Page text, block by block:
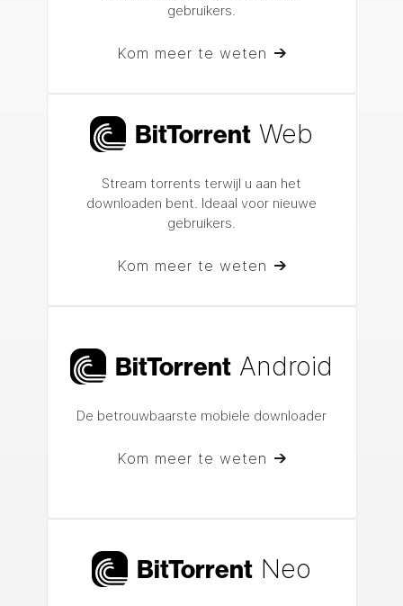
gebruikers.
Kom meer te weten
BitTorrent Web
Stream torrents terwijl u aan het
downloaden bent. Ideaal voor nieuwe
gebruikers.
Kom meer te weten
BitTorrent Android
De betrouwbaarste mobiele downloader
Kom meer te weten
BitTorrent Neo